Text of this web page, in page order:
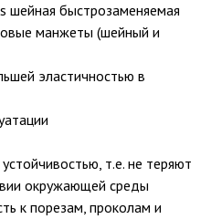
шейная быстрозаменяемая
манжеты (шейный и
эластичностью в
т.е. не теряют
окружающей среды
к порезам, проколам и